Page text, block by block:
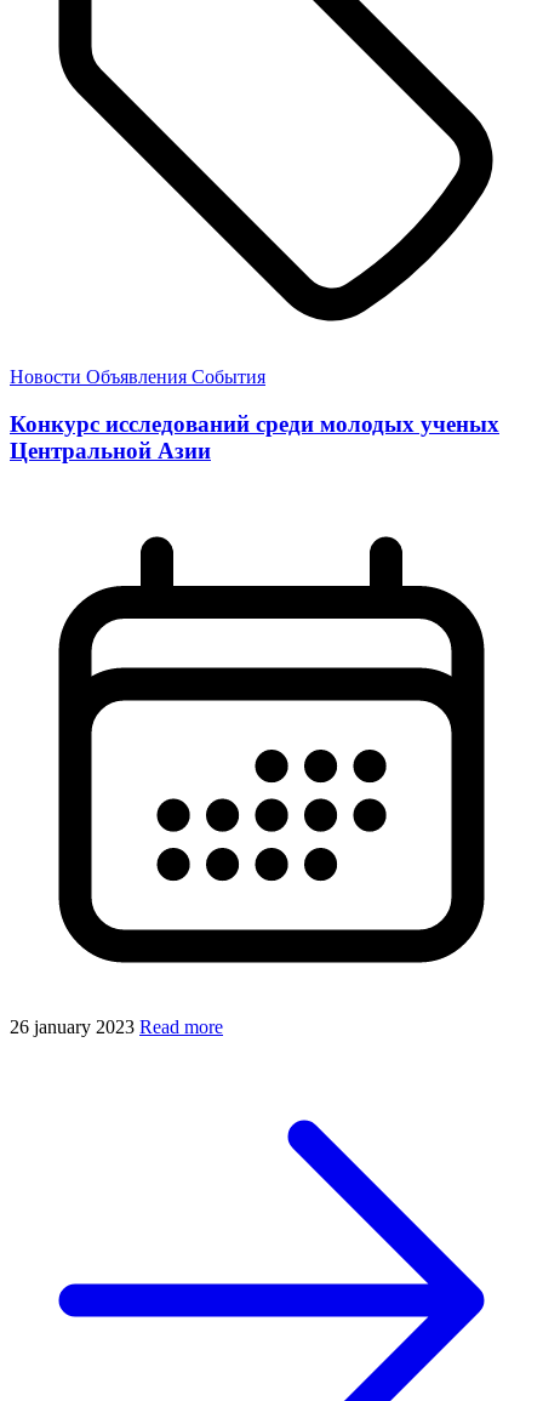
Новости Объявления События
Конкурс исследований среди молодых ученых
Центральной Азии
26 january 2023 Read more